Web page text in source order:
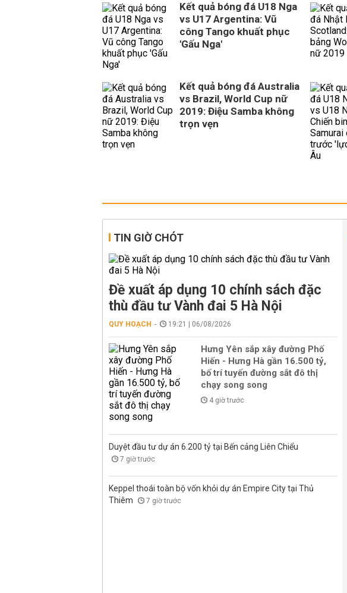
Kết quả bóng đá U18 Nga
vs U17 Argentina: Vũ
công Tango khuất phục
'Gấu Nga'
Kết quả bóng đá Australia
vs Brazil, World Cup nữ
2019: Điệu Samba không
trọn vẹn
TIN GIỜ CHÓT
Đề xuất áp dụng 10 chính sách đặc
thù đầu tư Vành đai 5 Hà Nội
QUY HOẠCH 19:21 | 06/08/2026
Hưng Yên sắp xây đường Phố
Hiến - Hưng Hà gần 16.500 tỷ,
bố trí tuyến đường sắt đô thị
chạy song song
4 giờ trước
Duyệt đầu tư dự án 6.200 tỷ tại Bến cảng Liên Chiểu
7 giờ trước
Keppel thoái toàn bộ vốn khỏi dự án Empire City tại Thủ
Thiêm
7 giờ trước